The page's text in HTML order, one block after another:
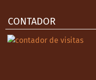
CONTADOR